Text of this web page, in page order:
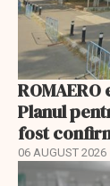
Planul
fost
06 AUGUST 2026